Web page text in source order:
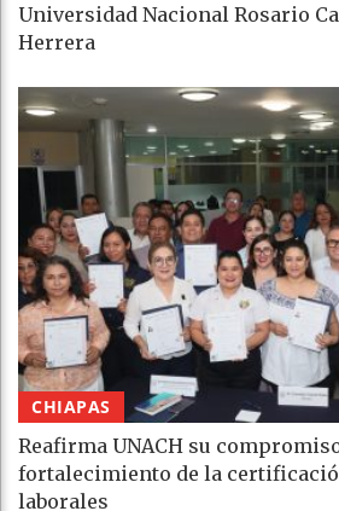
Universidad Nacional Rosario
Herrera
CHIAPAS
Reafirma UNACH su
fortalecimiento de la
laborales